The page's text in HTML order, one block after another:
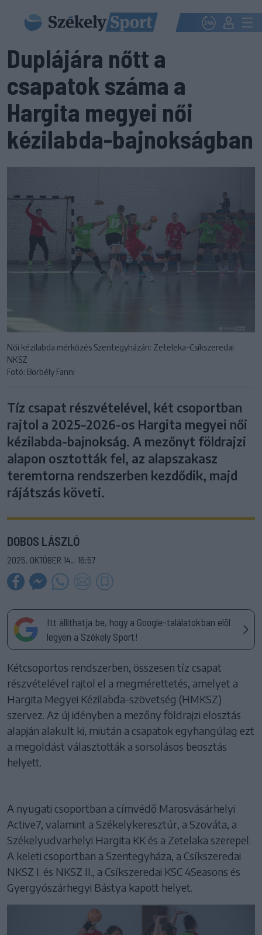
Duplájára nőtt a
csapatok száma a
Hargita megyei női
kézilabda-bajnokságban
Női kézilabda mérkőzés Szentegyházán: Zeteleka–Csíkszeredai
NKSZ
Fotó: Borbély Fanni
Tíz csapat részvételével, két csoportban
rajtol a 2025–2026-os Hargita megyei női
kézilabda-bajnokság. A mezőnyt földrajzi
alapon osztották fel, az alapszakasz
teremtorna rendszerben kezdődik, majd
rájátszás követi.
DOBOS LÁSZLÓ
2025. OKTÓBER 14., 16:57
Itt állíthatja be, hogy a Google-találatokban elöl
legyen a Székely Sport!
Kétcsoportos rendszerben, összesen tíz csapat
részvételével rajtol el a megmérettetés, amelyet a
Hargita Megyei Kézilabda-szövetség (HMKSZ)
szervez. Az új idényben a mezőny földrajzi elosztás
alapján alakult ki, miután a csapatok egyhangúlag ezt
a megoldást választották a sorsolásos beosztás
helyett.
A nyugati csoportban a címvédő Marosvásárhelyi
Active7, valamint a Székelykeresztúr, a Szováta, a
Székelyudvarhelyi Hargita KK és a Zetelaka szerepel.
A keleti csoportban a Szentegyháza, a Csíkszeredai
NKSZ I. és NKSZ II., a Csíkszeredai KSC 4Seasons és
Gyergyószárhegyi Bástya kapott helyet.